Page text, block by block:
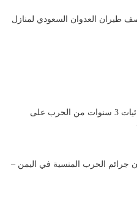
طيران العدوان السعودي لمنازل
فعالية بعنوان: إحصائيات 3 سنوات من الحرب على
جرائم الحرب المنسية في اليمن –